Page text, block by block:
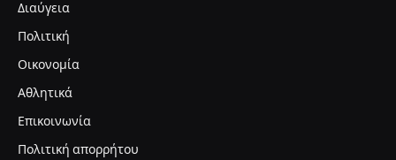
Διαύγεια
Πολιτική
Οικονομία
Αθλητικά
Επικοινωνία
Πολιτική απορρήτου